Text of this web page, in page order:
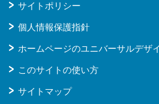
サイトポリシー
個人情報保護指針
ホームページのユニバーサルデザ
このサイトの使い方
サイトマップ